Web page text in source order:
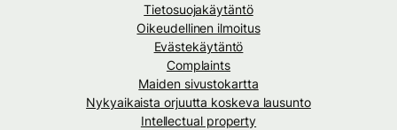
Tietosuojakäytäntö
Oikeudellinen ilmoitus
Evästekäytäntö
Complaints
Maiden sivustokartta
Nykyaikaista orjuutta koskeva lausunto
Intellectual property